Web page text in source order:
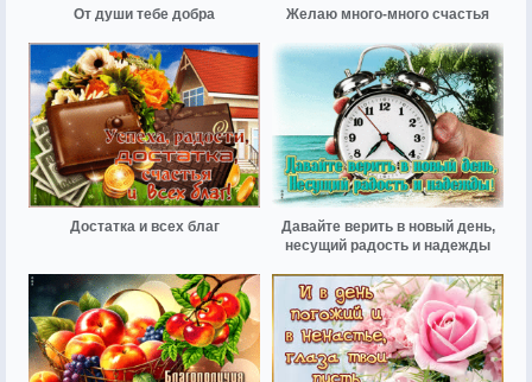
От души тебе добра Желаю много-много счастья
Достатка и всех благ
Давайте верить в новый день,
несущий радость и надежды